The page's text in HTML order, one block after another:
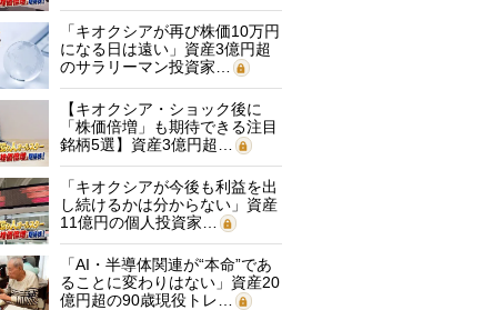
「キオクシアが再び株価10万円
になる日は遠い」資産3億円超
のサラリーマン投資家…
【キオクシア・ショック後に
「株価倍増」も期待できる注目
銘柄5選】資産3億円超…
「キオクシアが今後も利益を出
し続けるかは分からない」資産
11億円の個人投資家…
「AI・半導体関連が“本命”であ
ることに変わりはない」資産20
億円超の90歳現役トレ…